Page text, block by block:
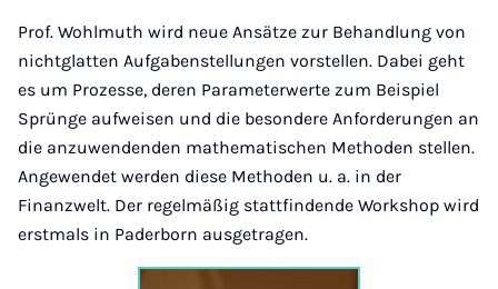
Prof. Wohlmuth wird neue Ansätze zur Behandlung von
nichtglatten Aufgabenstellungen vorstellen. Dabei geht
es um Prozesse, deren Parameterwerte zum Beispiel
Sprünge aufweisen und die besondere Anforderungen an
die anzuwendenden mathematischen Methoden stellen.
Angewendet werden diese Methoden u. a. in der
Finanzwelt. Der regelmäßig stattfindende Workshop wird
erstmals in Paderborn ausgetragen.